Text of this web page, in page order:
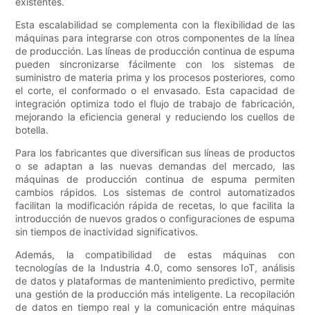
Esta escalabilidad se complementa con la flexibilidad de las
máquinas para integrarse con otros componentes de la línea
de producción. Las líneas de producción continua de espuma
pueden sincronizarse fácilmente con los sistemas de
suministro de materia prima y los procesos posteriores, como
el corte, el conformado o el envasado. Esta capacidad de
integración optimiza todo el flujo de trabajo de fabricación,
mejorando la eficiencia general y reduciendo los cuellos de
botella.
Para los fabricantes que diversifican sus líneas de productos
o se adaptan a las nuevas demandas del mercado, las
máquinas de producción continua de espuma permiten
cambios rápidos. Los sistemas de control automatizados
facilitan la modificación rápida de recetas, lo que facilita la
introducción de nuevos grados o configuraciones de espuma
sin tiempos de inactividad significativos.
Además, la compatibilidad de estas máquinas con
tecnologías de la Industria 4.0, como sensores IoT, análisis
de datos y plataformas de mantenimiento predictivo, permite
una gestión de la producción más inteligente. La recopilación
de datos en tiempo real y la comunicación entre máquinas